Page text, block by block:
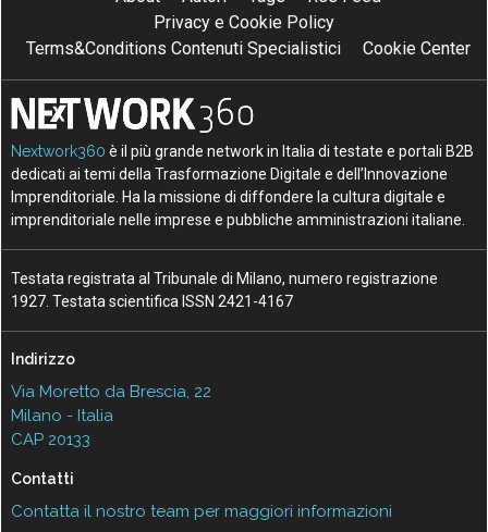
Privacy e Cookie Policy
Terms&Conditions Contenuti Specialistici
Cookie Center
Nextwork360 è il più grande network in Italia di testate e portali B2B
dedicati ai temi della Trasformazione Digitale e dell’Innovazione
Imprenditoriale. Ha la missione di diffondere la cultura digitale e
imprenditoriale nelle imprese e pubbliche amministrazioni italiane.
Testata registrata al Tribunale di Milano, numero registrazione
1927. Testata scientifica ISSN 2421-4167
Indirizzo
Via Moretto da Brescia, 22
Milano - Italia
CAP 20133
Contatti
Contatta il nostro team per maggiori informazioni